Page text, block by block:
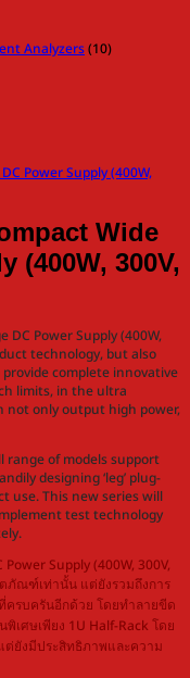
Analyzers(10)
Wide
(400W, 300V,
DC Power Supply (400W,
technology, but also
complete innovative
limits, in the ultra
not only output high power,
range of models support
designing ‘leg’ plug-
use. This new series will
test technology
Supply (400W, 300V,
ภัณฑ์เท่านั้น แต่ยังรวมถึงการ
ครบครันอีกด้วย โดยทำลายขีด
เศษเพียง 1U Half-Rack โดย
ต่ยังมีประสิทธิภาพและความ